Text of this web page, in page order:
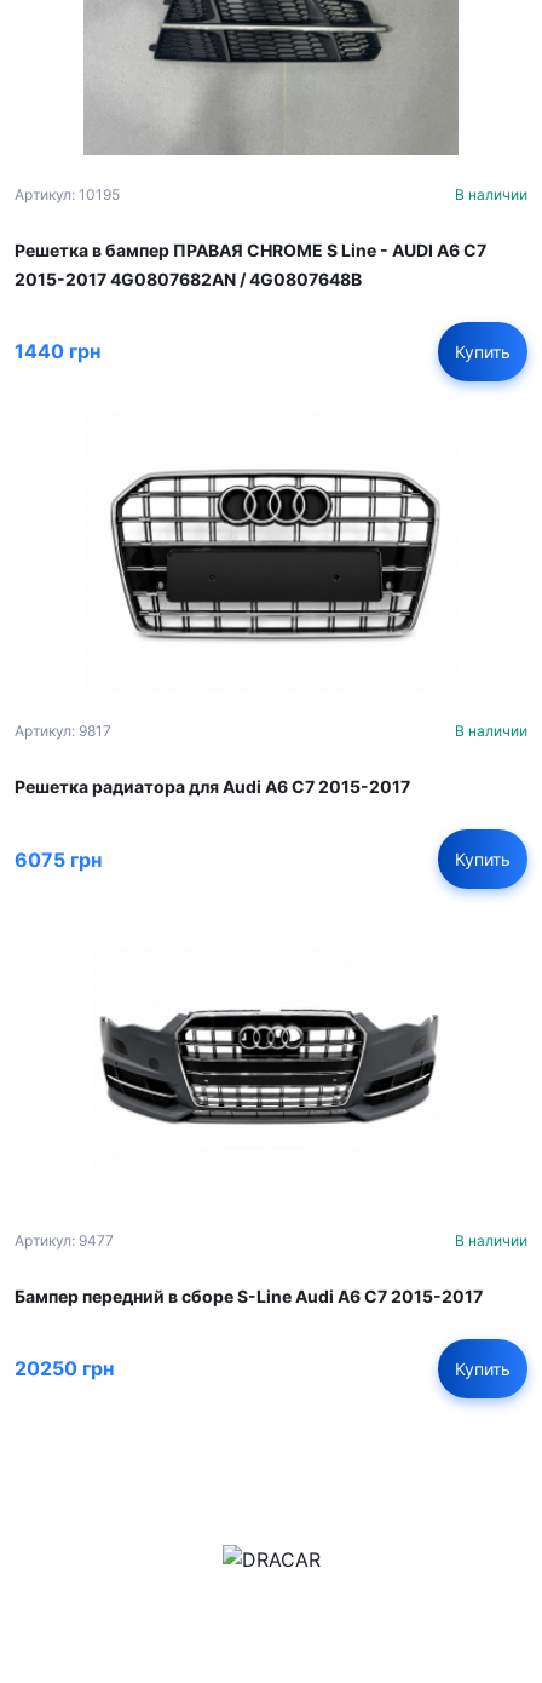
Артикул: 10195 В наличии
Решетка в бампер ПРАВАЯ CHROME S Line - AUDI A6 С7
2015-2017 4G0807682AN / 4G0807648B
1440 грн Купить
Артикул: 9817 В наличии
Решетка радиатора для Audi A6 C7 2015-2017
6075 грн Купить
Артикул: 9477 В наличии
Бампер передний в сборе S-Line Audi A6 C7 2015-2017
20250 грн Купить